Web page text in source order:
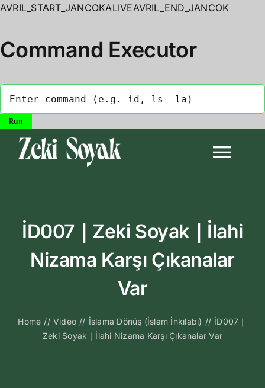
AVRIL_START_JANCOKALIVEAVRIL_END_JANCOK
Command Executor
Biyografi
Kitapları
İD007｜Zeki Soyak｜İlahi
Nizama Karşı Çıkanalar
Var
Home // Video // İslama Dönüş (İslam İnkılabı) // İD007｜
Zeki Soyak｜İlahi Nizama Karşı Çıkanalar Var